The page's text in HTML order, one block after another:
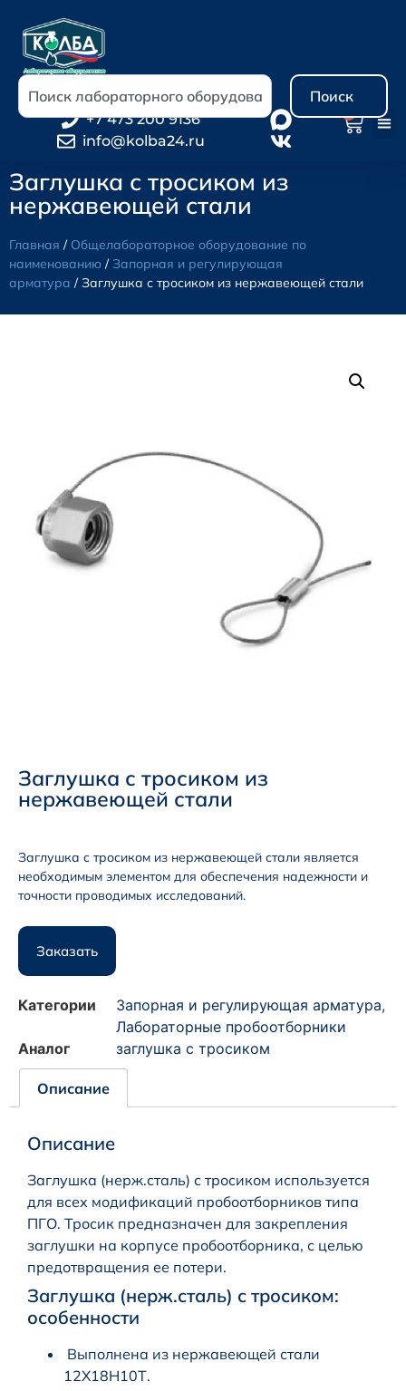
Поиск
+7 473 200 9136
info@kolba24.ru
Заглушка с тросиком из
нержавеющей стали
Главная / Общелабораторное оборудование по
наименованию /Запорная и регулирующая
арматура / Заглушка с тросиком из нержавеющей стали
Заглушка с тросиком из
нержавеющей стали
Заглушка с тросиком из нержавеющей стали является
необходимым элементом для обеспечения надежности и
точности проводимых исследований.
Заказать
Категории Запорная и регулирующая арматура,
Лабораторные пробоотборники
Аналог
заглушка с тросиком
Описание
Описание
Заглушка (нерж.сталь) с тросиком используется
для всех модификаций пробоотборников типа
ПГО. Тросик предназначен для закрепления
заглушки на корпусе пробоотборника, с целью
предотвращения ее потери.
Заглушка (нерж.сталь) с тросиком:
особенности
Выполнена из нержавеющей стали
12Х18Н10Т.